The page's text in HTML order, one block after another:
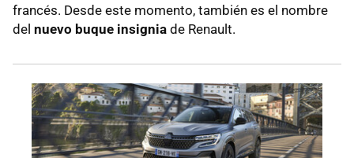
francés. Desde este momento, también es el nombre
del nuevo buque insignia de Renault.